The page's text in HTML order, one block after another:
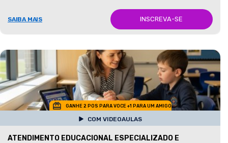
SAIBA MAIS INSCREVA-SE
GANHE 2 POS PARA VOCE +1 PARA UM AMIGO
COM VIDEOAULAS
ATENDIMENTO EDUCACIONAL ESPECIALIZADO E